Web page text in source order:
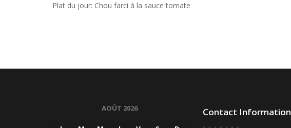
Plat du jour: Chou farci à la sauce tomate
AOÛT 2026 Contact Information